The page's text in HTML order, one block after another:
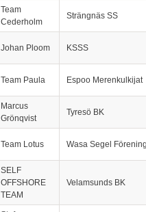
Team
Cederholm
Strängnäs SS
Johan Ploom KSSS
Team Paula Espoo Merenkulkijat
Marcus
Grönqvist
Tyresö BK
Team Lotus Wasa Segel
SELF
OFFSHORE
TEAM
Velamsunds BK